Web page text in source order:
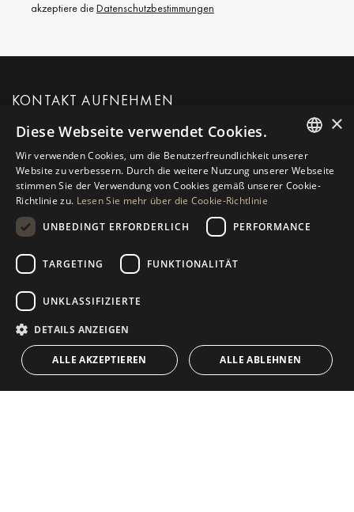
akzeptiere dieDatenschutzbestimmungen
KONTAKT AUFNEHMEN
MEHR INFORMATIONEN ANFORDERN
NACHRICHT AN UNS
NAVIGATION
Immobilien
Guides
Team
Blog
SAMMLUNG
Frontline Strand
KONTAKT
ENGLISH
SPANISH
NORWEGIAN
×
Diese Webseite verwendet Cookies.
Wir verwenden Cookies, um die Benutzerfreundlichkeit unserer
Website zu verbessern. Durch die weitere Nutzung unserer Webseite
stimmen Sie der Verwendung von Cookies gemäß unserer Cookie-
Richtlinie zu. Lesen Sie mehr über die Cookie-Richtlinie
UNBEDINGT ERFORDERLICH
PERFORMANCE
TARGETING FUNKTIONALITÄT
UNKLASSIFIZIERTE
DETAILS ANZEIGEN
ALLE AKZEPTIEREN ALLE ABLEHNEN